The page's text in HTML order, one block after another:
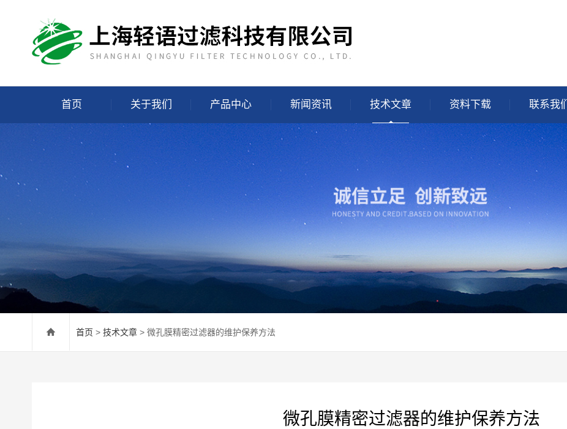
首页 关于我们 产品中心 新闻资讯 技术文章 资料下载 联系我们
首页 > 技术文章 > 微孔膜精密过滤器的维护保养方法
微孔膜精密过滤器的维护保养方法